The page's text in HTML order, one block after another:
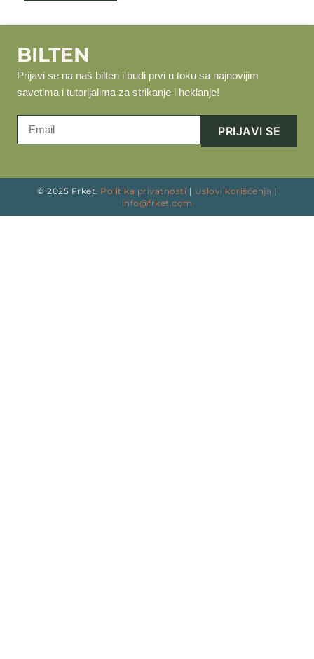
BILTEN
Prijavi se na naš bilten i budi prvi u toku sa najnovijim
savetima i tutorijalima za strikanje i heklanje!
© 2025 Frket. Politika privatnosti | Uslovi korišćenja |
info@frket.com